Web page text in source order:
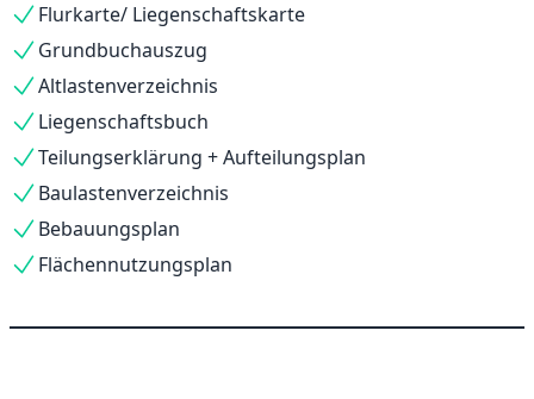
Flurkarte/ Liegenschaftskarte
Grundbuchauszug
Altlastenverzeichnis
Liegenschaftsbuch
Teilungserklärung + Aufteilungsplan
Baulastenverzeichnis
Bebauungsplan
Flächennutzungsplan